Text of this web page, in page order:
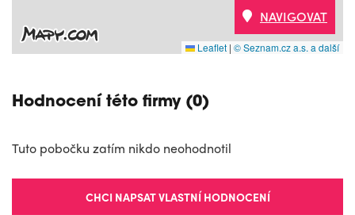
Leaflet | © Seznam.cz a.s. a další
NAVIGOVAT
Hodnocení této firmy (0)
Tuto pobočku zatím nikdo neohodnotil
CHCI NAPSAT VLASTNÍ HODNOCENÍ